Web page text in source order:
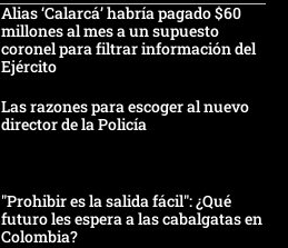
Alias ‘Calarcá’ habría pagado $60
millones al mes a un supuesto
coronel para filtrar información del
Ejército
Las razones para escoger al nuevo
director de la Policía
"Prohibir es la salida fácil": ¿Qué
futuro les espera a las cabalgatas en
Colombia?